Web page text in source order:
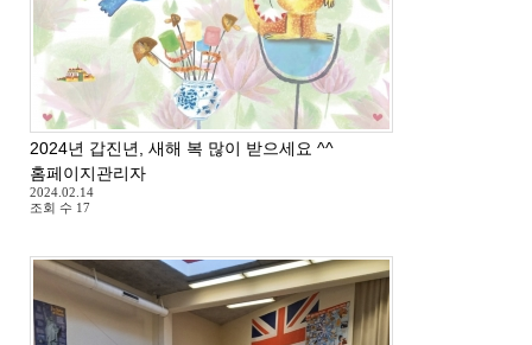
2024년 갑진년, 새해 복 많이 받으세요 ^^
홈페이지관리자
2024.02.14
조회 수 17